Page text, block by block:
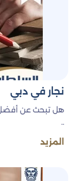
نجار في دبي
هل تبحث عن أفضل
..
المزيد